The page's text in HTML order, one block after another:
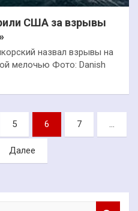
США за взрывы
назвал взрывы на
мелочью Фото: Danish
5 6 7 …
Далее